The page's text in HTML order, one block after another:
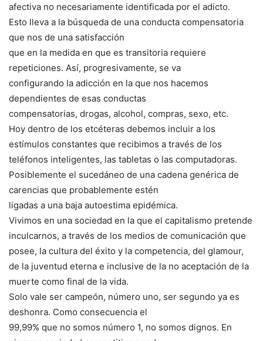
afectiva no necesariamente identificada por el adicto.
Esto lleva a la búsqueda de una conducta compensatoria
que nos de una satisfacción
que en la medida en que es transitoria requiere
repeticiones. Así, progresivamente, se va
configurando la adicción en la que nos hacemos
dependientes de esas conductas
compensatorias, drogas, alcohol, compras, sexo, etc.
Hoy dentro de los etcéteras debemos incluir a los
estímulos constantes que recibimos a través de los
teléfonos inteligentes, las tabletas o las computadoras.
Posiblemente el sucedáneo de una cadena genérica de
carencias que probablemente estén
ligadas a una baja autoestima epidémica.
Vivimos en una sociedad en la que el capitalismo pretende
inculcarnos, a través de los medios de comunicación que
posee, la cultura del éxito y la competencia, del glamour,
de la juventud eterna e inclusive de la no aceptación de la
muerte como final de la vida.
Solo vale ser campeón, número uno, ser segundo ya es
deshonra. Como consecuencia el
99,99% que no somos número 1, no somos dignos. En